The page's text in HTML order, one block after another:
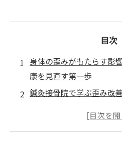
目次
身体の歪みがもたらす影
康を見直す第一歩
鍼灸接骨院で学ぶ歪み改
カイロプラクティックの